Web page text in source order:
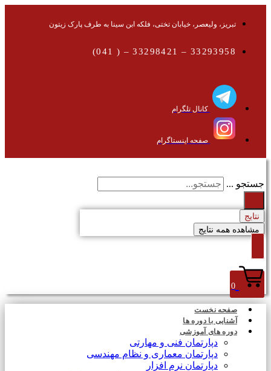
تبریز، ولیعصر، خیابان تختی، فلکه ابن سینا به طرف پارک زیتون
33293958 – 33298421 – ( 041)
کانال تلگرام
صفحه اینستاگرام
جستجو ...
نتایج
مشاهده همه نتایج
0
صفحه نخست
آشنایی با دوره ها
دوره های آموزشی
دپارتمان فنی و مهارتی
دپارتمان معماری و نظام مهندسی
دپارتمان نرم افزار